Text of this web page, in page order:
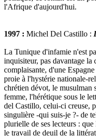
l'Afrique d'aujourd'hui.
1997 : Michel Del Castillo :
La Tunique d'infamie n'est
inquisiteur, pas davantage la
complaisante, d'une
proie à l'hystérie nationale-
chrétien dévot, le musulman
femme, l'hérétique sous le
del Castillo, celui-ci creuse,
singulière -qui suis-je ?- de
plurielle de ses lecteurs :
le travail de deuil de la